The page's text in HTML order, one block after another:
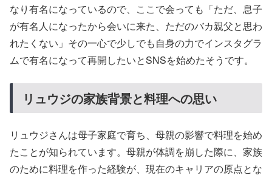
なり有名になっているので、ここで会っても「ただ、息子
が有名人になったから会いに来た、ただのバカ親父と思わ
れたくない」その一心で少しでも自身の力でインスタグラ
ムで有名になって再開したいとSNSを始めたそうです。
リュウジの家族背景と料理への思い
リュウジさんは母子家庭で育ち、母親の影響で料理を始め
たことが知られています。母親が体調を崩した際に、家族
のために料理を作った経験が、現在のキャリアの原点とな